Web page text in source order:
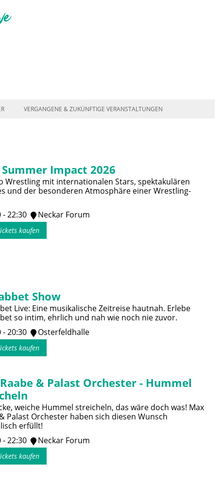
VERGANGENE & ZUKÜNFTIGE VERANSTALTUNGEN
Summer Impact 2026
Wrestling mit internationalen Stars, spektakulären
und der besonderen Atmosphäre einer Wrestling-
- 22:30
Neckar Forum
kaufen
Show
Live: Eine musikalische Zeitreise hautnah. Erlebe
so intim, ehrlich und nah wie noch nie zuvor.
- 20:30
Osterfeldhalle
kaufen
& Palast Orchester - Hummel
weiche Hummel streicheln, das wäre doch was! Max
Palast Orchester haben sich diesen Wunsch
erfüllt!
- 22:30
Neckar Forum
kaufen